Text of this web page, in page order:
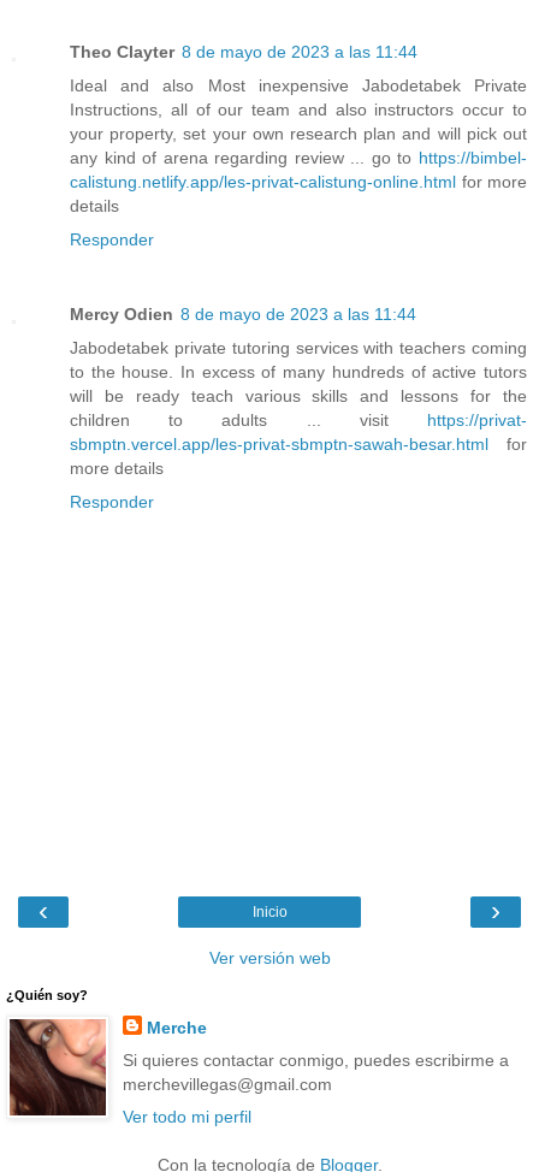
Theo Clayter 8 de mayo de 2023 a las 11:44
Ideal and also Most inexpensive Jabodetabek Private
Instructions, all of our team and also instructors occur to
your property, set your own research plan and will pick out
any kind of arena regarding review ... go to https://bimbel-
calistung.netlify.app/les-privat-calistung-online.html for more
details
Responder
Mercy Odien 8 de mayo de 2023 a las 11:44
Jabodetabek private tutoring services with teachers coming
to the house. In excess of many hundreds of active tutors
will be ready teach various skills and lessons for the
children to adults ... visit https://privat-
sbmptn.vercel.app/les-privat-sbmptn-sawah-besar.html for
more details
Responder
‹ ›
Inicio
Ver versión web
¿Quién soy?
Merche
Si quieres contactar conmigo, puedes escribirme a
merchevillegas@gmail.com
Ver todo mi perfil
Con la tecnología de Blogger.